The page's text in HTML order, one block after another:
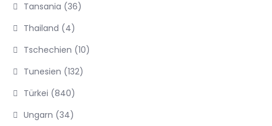
Tansania (36)
Thailand (4)
Tschechien (10)
Tunesien (132)
Türkei (840)
Ungarn (34)